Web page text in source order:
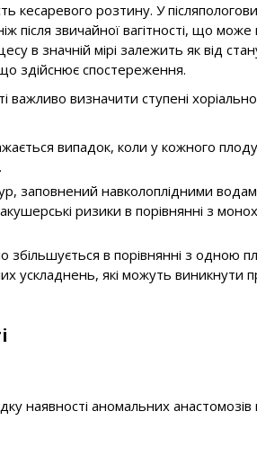
кесаревого розтину. У
після звичайної вагітності, що
в значній мірі залежить як від
що здійснює спостереження.
важливо визначити ступені
випадок, коли у кожного плоду
заповнений навколоплідними
ризики в порівнянні з
збільшується в порівнянні з одною
ускладнень, які можуть виникнути
наявності аномальних